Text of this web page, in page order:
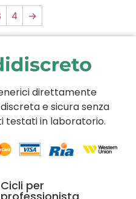
4 →
direttamente
e sicura senza
testati in laboratorio.
Cicli per